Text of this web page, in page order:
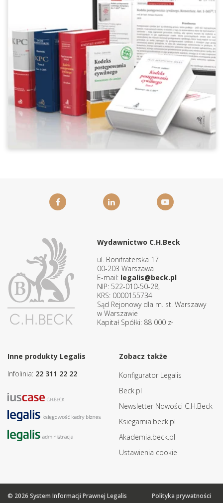
Wydawnictwo C.H.Beck
ul. Bonifraterska 17
00-203 Warszawa
E-mail: legalis@beck.pl
NIP: 522-010-50-28,
KRS: 0000155734
Sąd Rejonowy dla m. st. Warszawy
w Warszawie
Kapitał Spółki: 88 000 zł
Inne produkty Legalis
Infolinia: 22 311 22 22
Zobacz także
Konfigurator Legalis
Beck.pl
Newsletter Nowości C.H.Beck
Ksiegarnia.beck.pl
Akademia.beck.pl
Ustawienia cookie
© 2026 System Informacji Prawnej Legalis Polityka prywatności